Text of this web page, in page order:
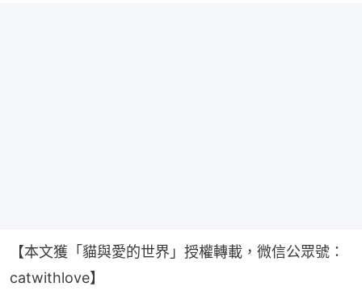
【本文獲「貓與愛的世界」授權轉載，微信公眾號：
catwithlove】